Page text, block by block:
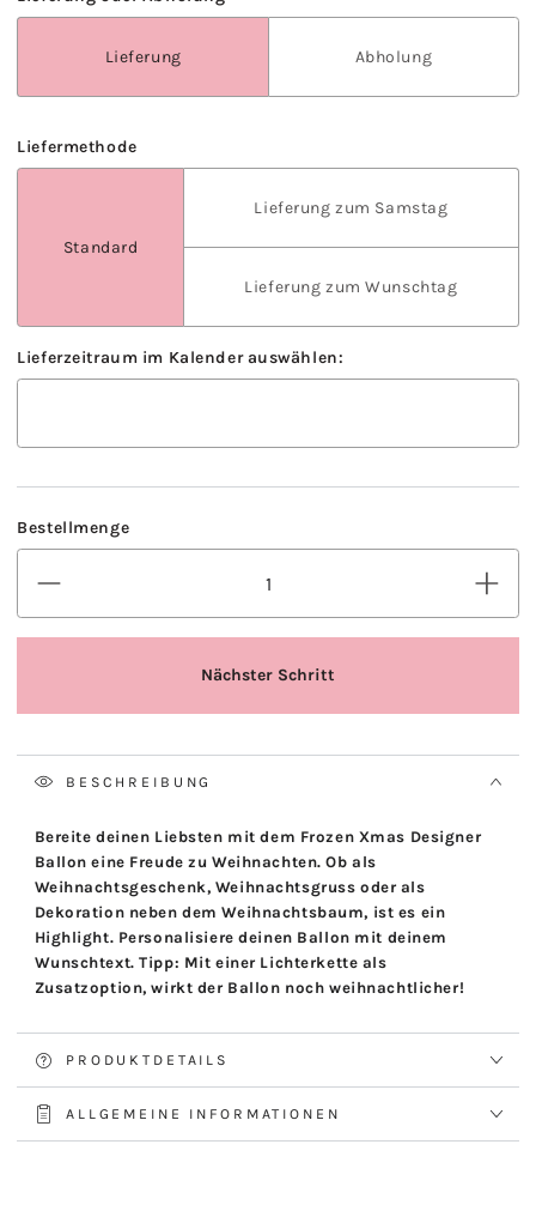
BESCHREIBUNG
Bereite deinen Liebsten mit dem Frozen Xmas Designer
Ballon eine Freude zu Weihnachten. Ob als
Weihnachtsgeschenk, Weihnachtsgruss oder als
Dekoration neben dem Weihnachtsbaum, ist es ein
Highlight. Personalisiere deinen Ballon mit deinem
Wunschtext. Tipp: Mit einer Lichterkette als
Zusatzoption, wirkt der Ballon noch weihnachtlicher!
PRODUKTDETAILS
ALLGEMEINE INFORMATIONEN